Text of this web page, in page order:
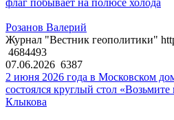
флаг побывает на полюсе холода
Розанов Валерий
Журнал "Вестник геополитики"
4684493
07.06.2026 6387
2 июня 2026 года в Московском
состоялся круглый стол
Клыкова